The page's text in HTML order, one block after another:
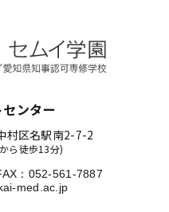
ンター
村区名駅南2-7-2
ら徒歩13分)
：052-561-7887
med.ac.jp